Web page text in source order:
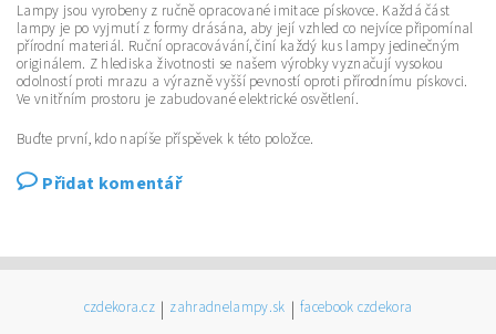
Lampy jsou vyrobeny z ručně opracované imitace pískovce. Každá část
lampy je po vyjmutí z formy drásána, aby její vzhled co nejvíce připomínal
přírodní materiál. Ruční opracovávání, činí každý kus lampy jedinečným
originálem. Z hlediska životnosti se našem výrobky vyznačují vysokou
odolností proti mrazu a výrazně vyšší pevností oproti přírodnímu pískovci.
Ve vnitřním prostoru je zabudované elektrické osvětlení.
Buďte první, kdo napíše příspěvek k této položce.
Přidat komentář
czdekora.cz | zahradnelampy.sk | facebook czdekora